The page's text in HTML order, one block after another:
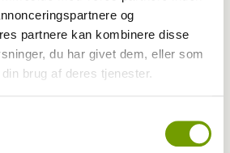
og
partnere kan kombinere disse
du har givet dem, eller som
brug af deres tjenester.